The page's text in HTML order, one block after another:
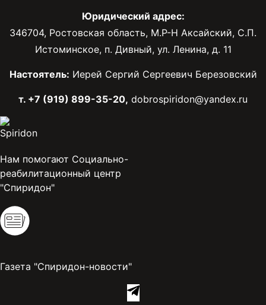
Юридический адрес:
346704, Ростовская область, М.Р-Н Аксайский, С.П.
Истоминское, п. Дивный, ул. Ленина, д. 11
Настоятель: Иерей Сергий Сергеевич Березовский
т. +7 (919) 899-35-20, dobrospiridon@yandex.ru
Нам помогают Социально-
реабилитационный центр
"Спиридон"
Газета "Спиридон-новости"